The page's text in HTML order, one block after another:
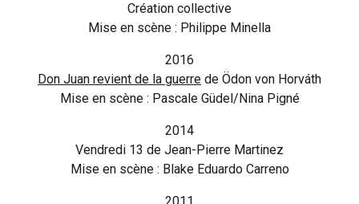
Création collective
Mise en scène : Philippe Minella
2016
Don Juan revient de la guerre de Ödon von Horváth
Mise en scène : Pascale Güdel/Nina Pigné
2014
Vendredi 13 de Jean-Pierre Martinez
Mise en scène : Blake Eduardo Carreno